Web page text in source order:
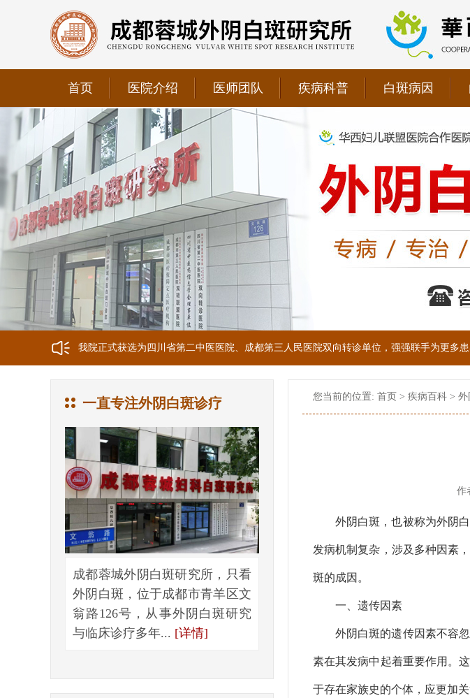
首页 医院介绍 医师团队 疾病科普 白斑病因
我院正式获选为四川省第二中医医院、成都第三人民医院双向转诊单位，强强联手为更多患
我院位于成都市青羊区文翁路126号，联系电话：028-61069090；警惕虚假广告，坚持正规
我院现已成为四川省中医药信息学会理事单位、华西妇儿联盟合作医院！
我院正式获选为四川省第二中医医院、成都第三人民医院双向转诊单位，强强联手为更多患
我院位于成都市青羊区文翁路126号，联系电话：028-61069090；警惕虚假广告，坚持正规
一直专注外阴白斑诊疗
成都蓉城外阴白斑研究所，只看
外阴白斑，位于成都市青羊区文
翁路126号，从事外阴白斑研究
与临床诊疗多年... [详情]
您当前的位置: 首页 > 疾病百科 > 外
作
外阴白斑，也被称为外阴
发病机制复杂，涉及多种因素
斑的成因。
一、遗传因素
外阴白斑的遗传因素不容
素在其发病中起着重要作用。
于存在家族史的个体，应更加